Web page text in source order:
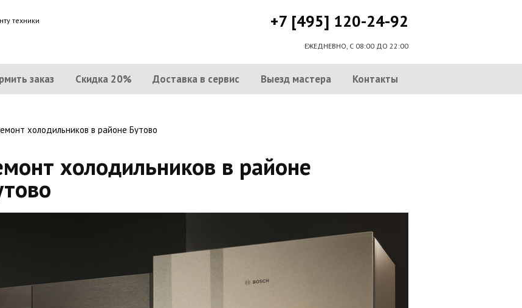
техники
+7 [495] 120-24-92
ЕЖЕДНЕВНО, С 08:00 ДО 22:00
заказ Скидка 20% Доставка в сервис Выезд мастера Контакты
холодильников в районе Бутово
холодильников в районе